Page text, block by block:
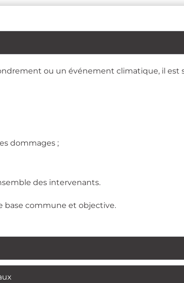
ou un événement climatique, il est
dommages ;
des intervenants.
base commune et objective.